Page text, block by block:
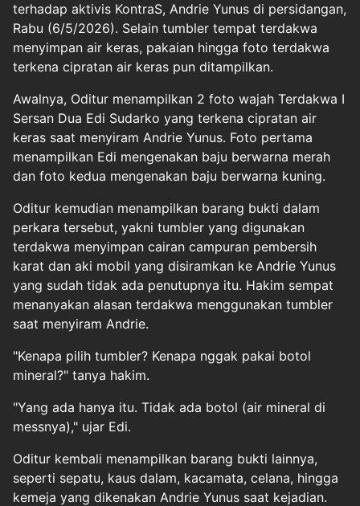
terhadap aktivis KontraS, Andrie Yunus di persidangan,
Rabu (6/5/2026). Selain tumbler tempat terdakwa
menyimpan air keras, pakaian hingga foto terdakwa
terkena cipratan air keras pun ditampilkan.
Awalnya, Oditur menampilkan 2 foto wajah Terdakwa I
Sersan Dua Edi Sudarko yang terkena cipratan air
keras saat menyiram Andrie Yunus. Foto pertama
menampilkan Edi mengenakan baju berwarna merah
dan foto kedua mengenakan baju berwarna kuning.
Oditur kemudian menampilkan barang bukti dalam
perkara tersebut, yakni tumbler yang digunakan
terdakwa menyimpan cairan campuran pembersih
karat dan aki mobil yang disiramkan ke Andrie Yunus
yang sudah tidak ada penutupnya itu. Hakim sempat
menanyakan alasan terdakwa menggunakan tumbler
saat menyiram Andrie.
"Kenapa pilih tumbler? Kenapa nggak pakai botol
mineral?" tanya hakim.
"Yang ada hanya itu. Tidak ada botol (air mineral di
messnya)," ujar Edi.
Oditur kembali menampilkan barang bukti lainnya,
seperti sepatu, kaus dalam, kacamata, celana, hingga
kemeja yang dikenakan Andrie Yunus saat kejadian.